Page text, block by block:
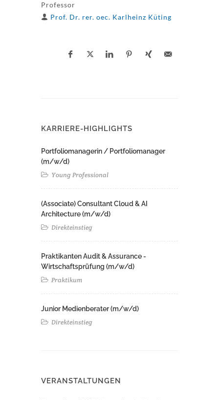
Professor
Prof. Dr. rer. oec. Karlheinz Küting
KARRIERE-HIGHLIGHTS
Portfoliomanagerin / Portfoliomanager
(m/w/d)
Young Professional
(Associate) Consultant Cloud & AI
Architecture (m/w/d)​ ​
Direkteinstieg
Praktikanten Audit & Assurance -
Wirtschaftsprüfung (m/w/d)
Praktikum
Junior Medienberater (m/w/d)
Direkteinstieg
VERANSTALTUNGEN